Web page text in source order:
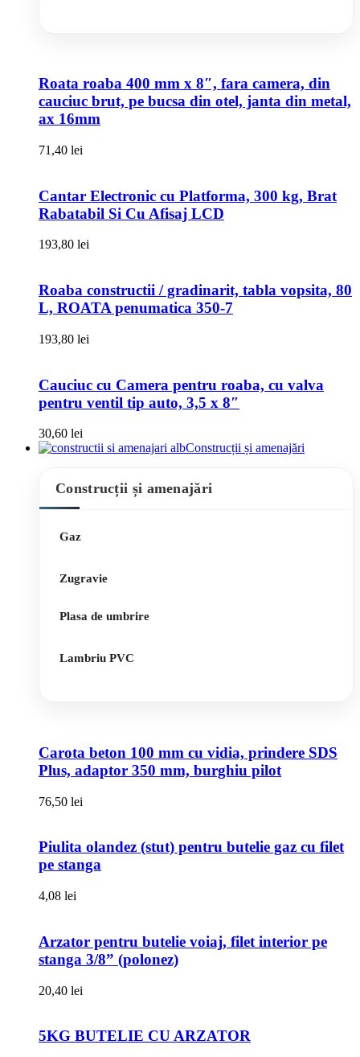
Roata roaba 400 mm x 8″, fara camera, din
cauciuc brut, pe bucsa din otel, janta din metal,
ax 16mm
71,40 lei
Cantar Electronic cu Platforma, 300 kg, Brat
Rabatabil Si Cu Afisaj LCD
193,80 lei
Roaba constructii / gradinarit, tabla vopsita, 80
L, ROATA penumatica 350-7
193,80 lei
Cauciuc cu Camera pentru roaba, cu valva
pentru ventil tip auto, 3,5 x 8″
30,60 lei
Construcții și amenajări
Construcții și amenajări
Gaz
Zugravie
Plasa de umbrire
Lambriu PVC
Carota beton 100 mm cu vidia, prindere SDS
Plus, adaptor 350 mm, burghiu pilot
76,50 lei
Piulita olandez (stut) pentru butelie gaz cu filet
pe stanga
4,08 lei
Arzator pentru butelie voiaj, filet interior pe
stanga 3/8” (polonez)
20,40 lei
5KG BUTELIE CU ARZATOR